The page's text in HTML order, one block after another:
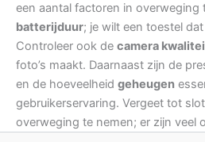
een aantal factoren in overweging
batterijduur; je wilt een toestel
Controleer ook de camera
foto’s maakt. Daarnaast zijn de
en de hoeveelheid geheugen
gebruikerservaring. Vergeet tot
overweging te nemen; er zijn veel